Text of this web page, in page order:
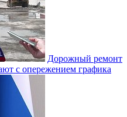
Дорожный ремонт
с опережением графика